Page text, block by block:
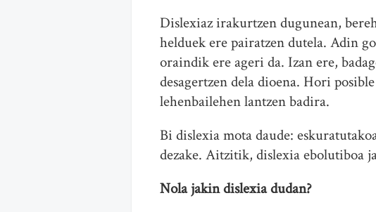
Dislexiaz irakurtzen dugunean,
helduek ere pairatzen dutela. Adin
oraindik ere ageri da. Izan ere,
desagertzen dela dioena. Hori
lehenbailehen lantzen badira.
Bi dislexia mota daude:
dezake. Aitzitik, dislexia ebolutiboa
Nola jakin dislexia dudan?